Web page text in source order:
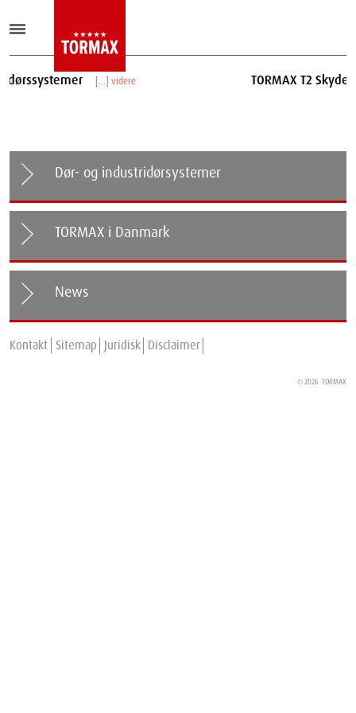
[...] videre TORMAX T2 Skydedørssystemer
Dør- og industridørsystemer
TORMAX i Danmark
News
Energy-Efficient Automatic Sliding Doors.
Kontakt Sitemap Juridisk Disclaimer
© 2026 TORMAX